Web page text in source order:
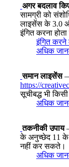
अगर बदलाव
सामग्री को
लाइसेंस के 3.0
इंगित करना
इंगित करने
अधिक
समान लाइसेंस
https://
सूचीबद्ध भी
अधिक
तकनीकी उपाय
के अनुच्छेद 11 के
नहीं कर सकते।
अधिक